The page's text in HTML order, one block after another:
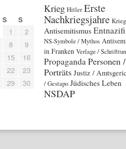
S S
1
2
8
9
15
16
22
23
29
30
Krieg Hitler Erste
Nachkriegsjahre
Antisemitismus
NS-Symbole / Mythos
in Franken Verlage /
Propaganda Personen /
Porträts Justiz /
/ Gestapo Jüdisches Leben
NSDAP